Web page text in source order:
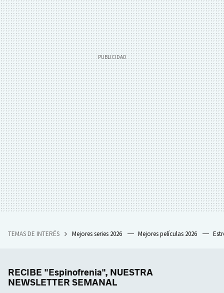
TEMAS DE INTERÉS Mejores series 2026 Mejores películas 2026
RECIBE "Espinofrenia", NUESTRA
NEWSLETTER SEMANAL